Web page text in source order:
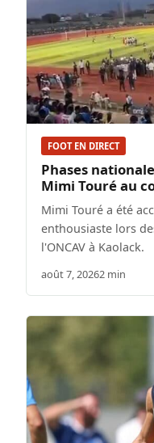
FOOT EN DIRECT
Phases
Mimi Touré au
Mimi Touré a été
enthousiaste lors
l'ONCAV à Kaolack.
août 7, 20262 min